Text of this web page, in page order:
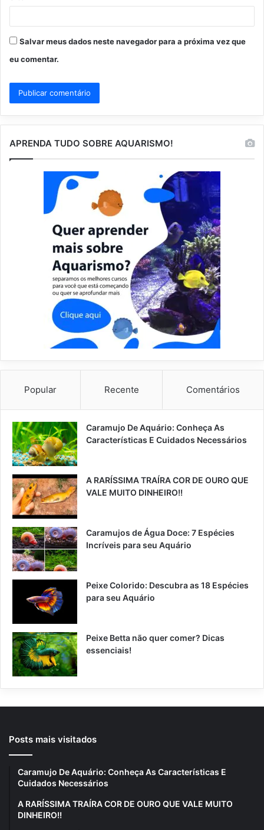
Salvar meus dados neste navegador para a próxima vez que
eu comentar.
APRENDA TUDO SOBRE AQUARISMO!
Popular Recente Comentários
Caramujo De Aquário: Conheça As
Características E Cuidados Necessários
A RARÍSSIMA TRAÍRA COR DE OURO QUE
VALE MUITO DINHEIRO!!
Caramujos de Água Doce: 7 Espécies
Incríveis para seu Aquário
Peixe Colorido: Descubra as 18 Espécies
para seu Aquário
Peixe Betta não quer comer? Dicas
essenciais!
Posts mais visitados
Caramujo De Aquário: Conheça As Características E
Cuidados Necessários
A RARÍSSIMA TRAÍRA COR DE OURO QUE VALE MUITO
DINHEIRO!!